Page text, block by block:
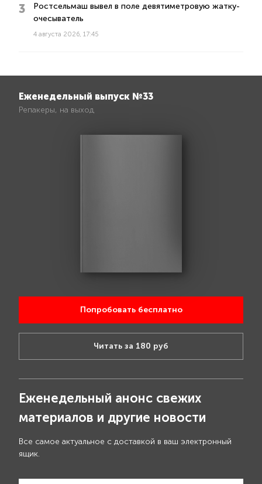
Ростсельмаш вывел в поле девятиметровую жатку-
очесыватель
4 августа 2026, 17:45
Еженедельный выпуск №33
Репакеры, на выход
Попробовать бесплатно
Читать за 180 руб
Еженедельный анонс свежих
материалов и другие новости
Все самое актуальное с доставкой в ваш электронный
ящик.